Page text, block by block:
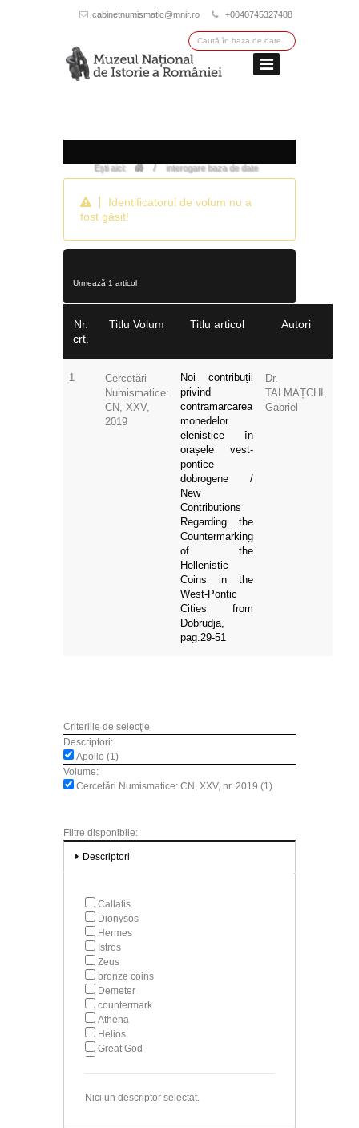
cabinetnumismatic@mnir.ro +0040745327488
Ești aici: / interogare baza de date
Identificatorul de volum nu a
fost găsit!
Urmează 1 articol
Nr.
crt.
Titlu Volum Titlu articol Autori
1
Cercetări
Numismatice:
CN, XXV,
2019
Noi contribuții
privind
contramarcarea
monedelor
elenistice în
orașele vest-
pontice
dobrogene /
New
Contributions
Regarding the
Countermarking
of the
Hellenistic
Coins in the
West-Pontic
Cities from
Dobrudja,
pag.29-51
Dr.
TALMAȚCHI,
Gabriel
Criteriile de selecţie
Descriptori:
Apollo (1)
Volume:
Cercetări Numismatice: CN, XXV, nr. 2019 (1)
Filtre disponibile:
Descriptori
Callatis
Dionysos
Hermes
Istros
Zeus
bronze coins
Demeter
countermark
Athena
Helios
Great God
spoken wheel
Hellenistic period
Nici un descriptor selectat.